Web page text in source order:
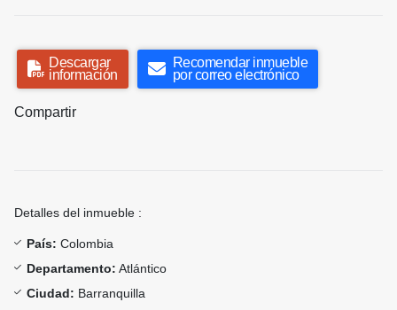
Descargar
información
Recomendar inmueble
por correo electrónico
Compartir
Detalles del inmueble :
País: Colombia
Departamento: Atlántico
Ciudad: Barranquilla